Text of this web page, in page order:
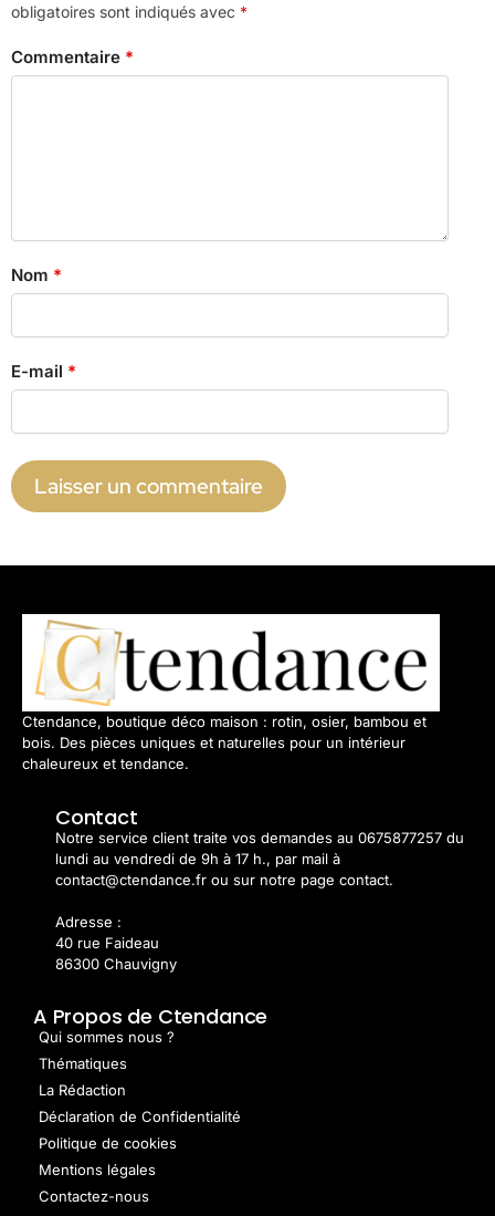
obligatoires sont indiqués avec *
Commentaire *
Nom *
E-mail *
Ctendance, boutique déco maison : rotin, osier, bambou et
bois. Des pièces uniques et naturelles pour un intérieur
chaleureux et tendance.
Contact
Notre service client traite vos demandes au 0675877257 du
lundi au vendredi de 9h à 17 h., par mail à
contact@ctendance.fr ou sur notre page contact.
Adresse :
40 rue Faideau
86300 Chauvigny
A Propos de Ctendance
Qui sommes nous ?
Thématiques
La Rédaction
Déclaration de Confidentialité
Politique de cookies
Mentions légales
Contactez-nous